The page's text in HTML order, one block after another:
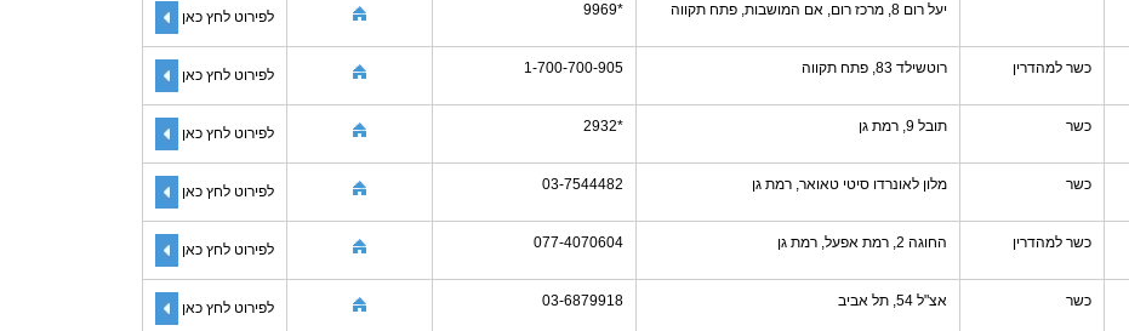
יעל רום 8, מרכז רום, אם המושבות, פתח תקווה *9969 לפירוט לחץ כאן
כשר למהדרין רוטשילד 83, פתח תקווה 1-700-700-905 לפירוט לחץ כאן
כשר תובל 9, רמת גן *2932 לפירוט לחץ כאן
כשר מלון לאונרדו סיטי טאואר, רמת גן 03-7544482 לפירוט לחץ כאן
כשר למהדרין החוגה 2, רמת אפעל, רמת גן 077-4070604 לפירוט לחץ כאן
כשר אצ"ל 54, תל אביב 03-6879918 לפירוט לחץ כאן